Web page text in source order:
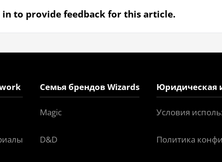
in to provide feedback for this article.
Семья брендов Wizards
Magic
D&D
Юридическая
Условия
Политика